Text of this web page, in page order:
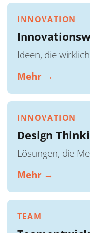
INNOVATION
Ideen, die
Mehr →
INNOVATION
Design
Lösungen, die
Mehr →
TEAM